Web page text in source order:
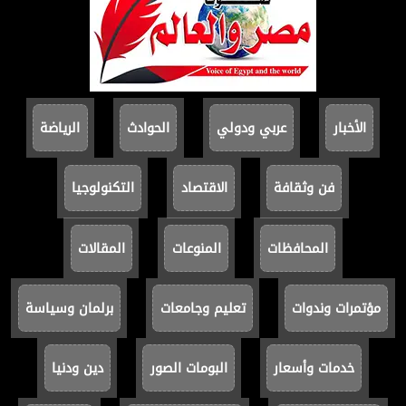
الأخبار عربي ودولي الحوادث الرياضة
فن وثقافة الاقتصاد التكنولوجيا
المحافظات المنوعات المقالات
مؤتمرات وندوات تعليم وجامعات برلمان وسياسة
خدمات وأسعار البومات الصور دين ودنيا